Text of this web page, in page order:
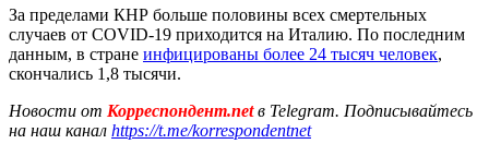
За пределами КНР больше половины всех смертельных
случаев от COVID-19 приходится на Италию. По последним
данным, в стране инфицированы более 24 тысяч человек,
скончались 1,8 тысячи.
Новости от Корреспондент.netв Telegram. Подписывайтесь
на наш канал https://t.me/korrespondentnet